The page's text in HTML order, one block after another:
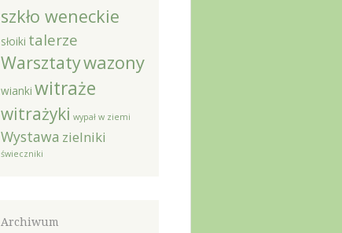
szkło weneckie
słoiki talerze
Warsztatywazony
wianki witraże
witrażyki wypał w ziemi
Wystawa zielniki
świeczniki
Archiwum